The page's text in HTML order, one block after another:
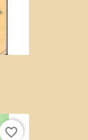
favorite_border